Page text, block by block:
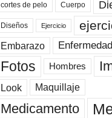
cortes de pelo Cuerpo
Diseños Ejercicio
Embarazo Enfermedad
Fotos Hombres
Look Maquillaje
Medicamento